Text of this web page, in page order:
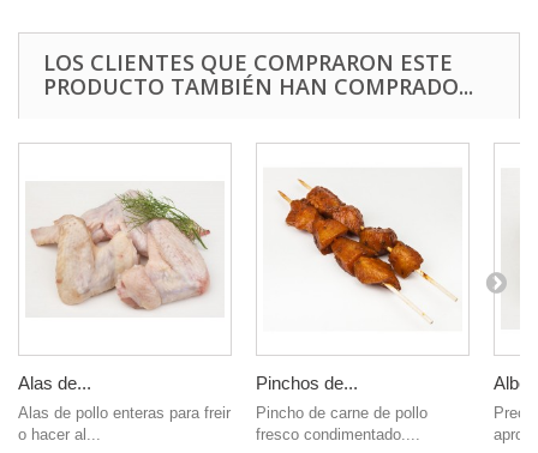
LOS CLIENTES QUE COMPRARON ESTE
PRODUCTO TAMBIÉN HAN COMPRADO...
Alas de...
Alas de pollo enteras para freir
o hacer al...
Pinchos de...
Pincho de carne de pollo
fresco condimentado....